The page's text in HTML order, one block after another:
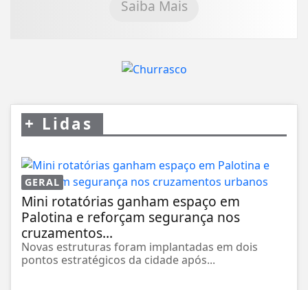
Saiba Mais
+ Lidas
GERAL
Mini rotatórias ganham espaço em
Palotina e reforçam segurança nos
cruzamentos...
Novas estruturas foram implantadas em dois
pontos estratégicos da cidade após...